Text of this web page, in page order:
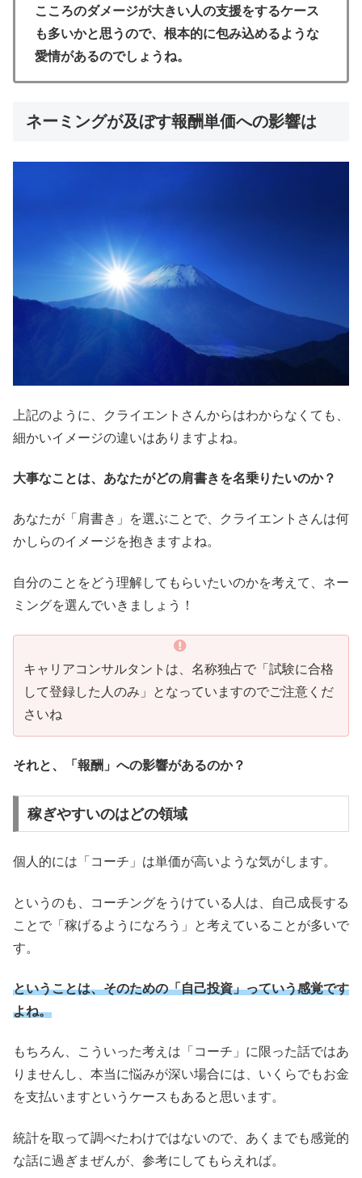
こころのダメージが大きい人の支援をするケース
も多いかと思うので、根本的に包み込めるような
愛情があるのでしょうね。
ネーミングが及ぼす報酬単価への影響は
上記のように、クライエントさんからはわからなくても、
細かいイメージの違いはありますよね。
大事なことは、あなたがどの肩書きを名乗りたいのか？
あなたが「肩書き」を選ぶことで、クライエントさんは何
かしらのイメージを抱きますよね。
自分のことをどう理解してもらいたいのかを考えて、ネー
ミングを選んでいきましょう！
キャリアコンサルタントは、名称独占で「試験に合格
して登録した人のみ」となっていますのでご注意くだ
さいね
それと、「報酬」への影響があるのか？
稼ぎやすいのはどの領域
個人的には「コーチ」は単価が高いような気がします。
というのも、コーチングをうけている人は、自己成長する
ことで「稼げるようになろう」と考えていることが多いで
す。
ということは、そのための「自己投資」っていう感覚です
よね。
もちろん、こういった考えは「コーチ」に限った話ではあ
りませんし、本当に悩みが深い場合には、いくらでもお金
を支払いますというケースもあると思います。
統計を取って調べたわけではないので、あくまでも感覚的
な話に過ぎまぜんが、参考にしてもらえれば。